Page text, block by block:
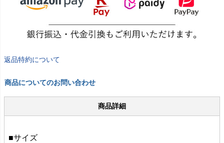
返品特約について
商品についてのお問い合わせ
商品詳細
■サイズ